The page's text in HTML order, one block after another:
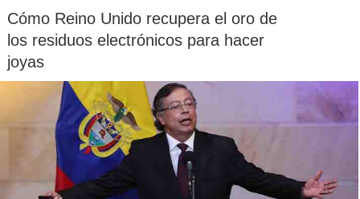
Cómo Reino Unido recupera el oro de
los residuos electrónicos para hacer
joyas